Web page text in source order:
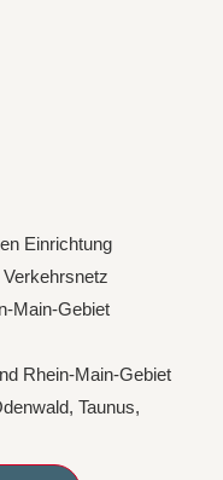
Einrichtung
Main-Gebiet
Rhein-Main-Gebiet
Taunus,